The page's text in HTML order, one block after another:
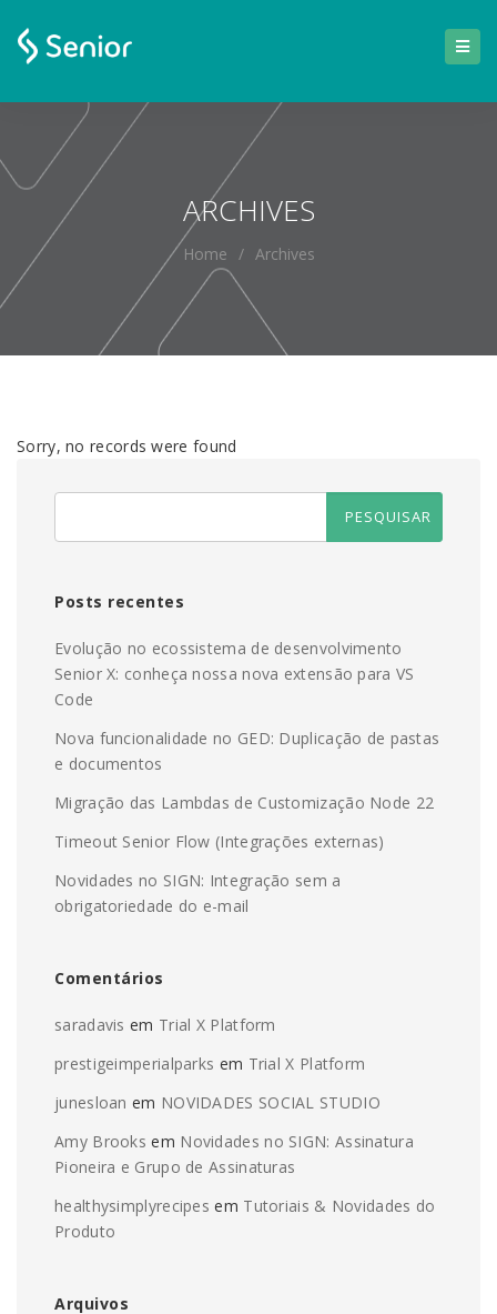
ARCHIVES
Home / Archives
Sorry, no records were found
Posts recentes
Evolução no ecossistema de desenvolvimento
Senior X: conheça nossa nova extensão para VS
Code
Nova funcionalidade no GED: Duplicação de pastas
e documentos
Migração das Lambdas de Customização Node 22
Timeout Senior Flow (Integrações externas)
Novidades no SIGN: Integração sem a
obrigatoriedade do e-mail
Comentários
saradavis em Trial X Platform
prestigeimperialparks em Trial X Platform
junesloan em NOVIDADES SOCIAL STUDIO
Amy Brooks em Novidades no SIGN: Assinatura
Pioneira e Grupo de Assinaturas
healthysimplyrecipes em Tutoriais & Novidades do
Produto
Arquivos